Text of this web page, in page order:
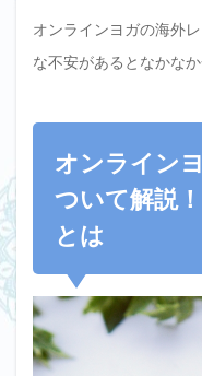
オンラインヨガの海外
な不安があるとなかな
オンライン
ついて解説
とは